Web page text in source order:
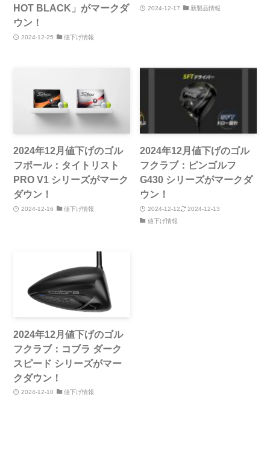
HOT BLACK」がマークダ
ウン！
2024-12-25 値下げ情報
2024-12-17 新製品情報
2024年12月値下げのゴル
フボール：タイトリスト
PRO V1 シリーズがマーク
ダウン！
2024-12-16 値下げ情報
2024年12月値下げのゴル
フクラブ：ピンゴルフ
G430 シリーズがマークダ
ウン！
2024-12-12
2024-12-13
値下げ情報
2024年12月値下げのゴル
フクラブ：コブラ ダーク
スピード シリーズがマー
クダウン！
2024-12-10 値下げ情報